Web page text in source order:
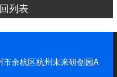
列表
市余杭区杭州未来研创园A